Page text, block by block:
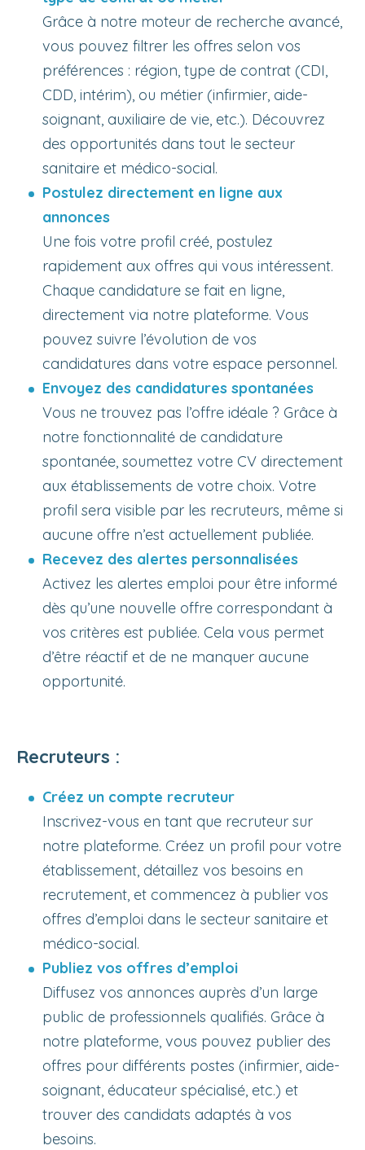
Grâce à notre moteur de recherche avancé,
vous pouvez filtrer les offres selon vos
préférences : région, type de contrat (CDI,
CDD, intérim), ou métier (infirmier, aide-
soignant, auxiliaire de vie, etc.). Découvrez
des opportunités dans tout le secteur
sanitaire et médico-social.
Postulez directement en ligne aux
annonces
Une fois votre profil créé, postulez
rapidement aux offres qui vous intéressent.
Chaque candidature se fait en ligne,
directement via notre plateforme. Vous
pouvez suivre l’évolution de vos
candidatures dans votre espace personnel.
Envoyez des candidatures spontanées
Vous ne trouvez pas l’offre idéale ? Grâce à
notre fonctionnalité de candidature
spontanée, soumettez votre CV directement
aux établissements de votre choix. Votre
profil sera visible par les recruteurs, même si
aucune offre n’est actuellement publiée.
Recevez des alertes personnalisées
Activez les alertes emploi pour être informé
dès qu’une nouvelle offre correspondant à
vos critères est publiée. Cela vous permet
d’être réactif et de ne manquer aucune
opportunité.
Recruteurs :
Créez un compte recruteur
Inscrivez-vous en tant que recruteur sur
notre plateforme. Créez un profil pour votre
établissement, détaillez vos besoins en
recrutement, et commencez à publier vos
offres d’emploi dans le secteur sanitaire et
médico-social.
Publiez vos offres d’emploi
Diffusez vos annonces auprès d’un large
public de professionnels qualifiés. Grâce à
notre plateforme, vous pouvez publier des
offres pour différents postes (infirmier, aide-
soignant, éducateur spécialisé, etc.) et
trouver des candidats adaptés à vos
besoins.